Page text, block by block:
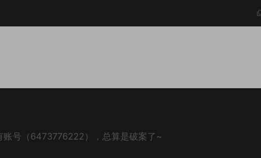
账号（6473776222），总算是破案了~